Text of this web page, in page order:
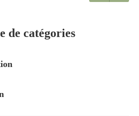
de catégories